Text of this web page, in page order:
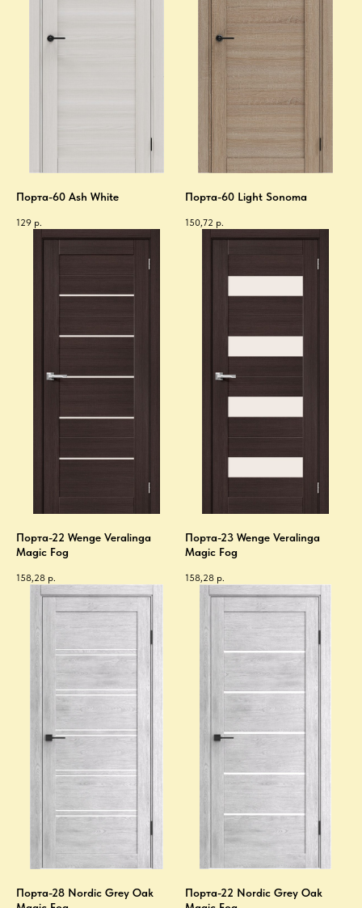
Порта-60 Ash White
129 р.
Порта-60 Light Sonoma
150,72 р.
Порта-22 Wenge Veralinga
Magic Fog
158,28 р.
Порта-23 Wenge Veralinga
Magic Fog
158,28 р.
Порта-28 Nordic Grey Oak
Порта-22 Nordic Grey Oak